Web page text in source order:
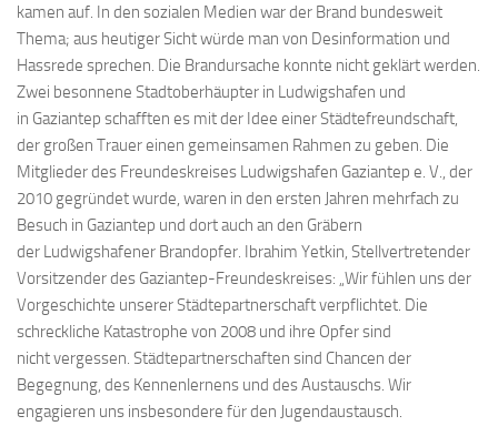
kamen auf. In den sozialen Medien war der Brand bundesweit
Thema; aus heutiger Sicht würde man von Desinformation und
Hassrede sprechen. Die Brandursache konnte nicht geklärt werden.
Zwei besonnene Stadtoberhäupter in Ludwigshafen und
in Gaziantep schafften es mit der Idee einer Städtefreundschaft,
der großen Trauer einen gemeinsamen Rahmen zu geben. Die
Mitglieder des Freundeskreises Ludwigshafen Gaziantep e. V., der
2010 gegründet wurde, waren in den ersten Jahren mehrfach zu
Besuch in Gaziantep und dort auch an den Gräbern
der Ludwigshafener Brandopfer. Ibrahim Yetkin, Stellvertretender
Vorsitzender des Gaziantep-Freundeskreises: „Wir fühlen uns der
Vorgeschichte unserer Städtepartnerschaft verpflichtet. Die
schreckliche Katastrophe von 2008 und ihre Opfer sind
nicht vergessen. Städtepartnerschaften sind Chancen der
Begegnung, des Kennenlernens und des Austauschs. Wir
engagieren uns insbesondere für den Jugendaustausch.